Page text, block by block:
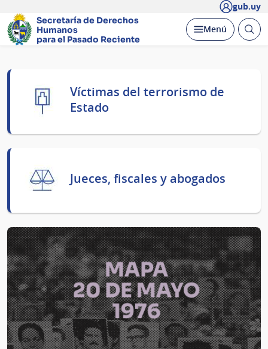
gub.uy
Secretaría de Derechos
Humanos
para el Pasado Reciente
Desplegar
Menú Abrir
Página
principalVíctimas del terrorismo de
Estado
Jueces, fiscales y abogados